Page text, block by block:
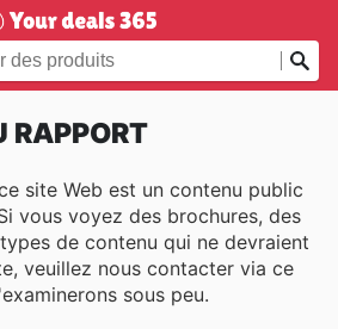
RAPPORT
site Web est un contenu public
vous voyez des brochures, des
de contenu qui ne devraient
veuillez nous contacter via ce
sous peu.